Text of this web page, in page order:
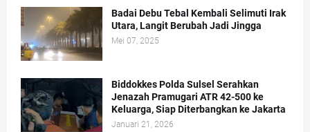
Badai Debu Tebal Kembali Selimuti Irak
Utara, Langit Berubah Jadi Jingga
Mei 07, 2025
Biddokkes Polda Sulsel Serahkan
Jenazah Pramugari ATR 42-500 ke
Keluarga, Siap Diterbangkan ke Jakarta
Januari 21, 2026